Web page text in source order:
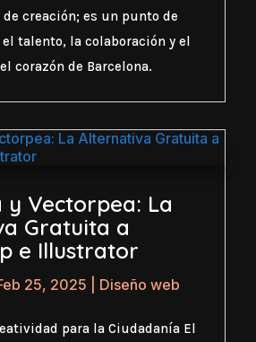
creación; es un punto de
talento, la colaboración y el
corazón de Barcelona.
y Vectorpea: La
Gratuita a
e Illustrator
25, 2025 Diseño web
para la Ciudadanía El